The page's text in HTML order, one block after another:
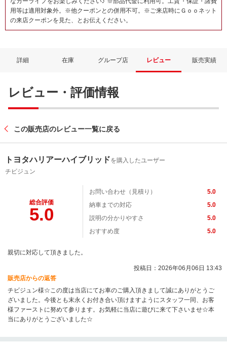
用等は適用対象外。※他クーポンとの併用不可。※ご来店時にＧｏｏネット
の来店クーポンを見た、とお伝えください。
詳細 在庫 グループ店 レビュー 販売実績
レビュー・評価情報
この販売店のレビュー一覧に戻る
トヨタハリアーハイブリッドを購入したユーザー
チビジュン
総合評価
5.0
お問い合わせ（見積り）
5.0
納車までの対応
5.0
説明の分かりやすさ
5.0
おすすめ度
5.0
親切に対応して頂きました。
投稿日：2026年06月06日 13:43
販売店からの返答
チビジュン様☆この度は当店にてお車のご購入頂きまして誠にありがとうご
ざいました。今後とも末永くお付き合い頂けますようにスタッフ一同、お客
様ファーストに努めて参ります。お気軽に当店に遊びに来て下さいませ☆本
当にありがとうございました☆